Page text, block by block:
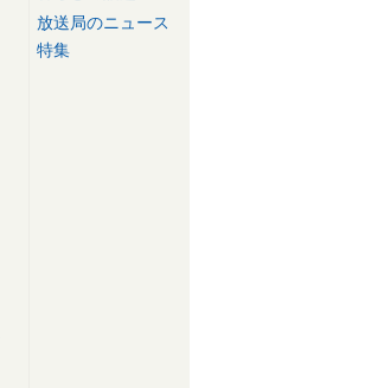
放送局のニュース
特集